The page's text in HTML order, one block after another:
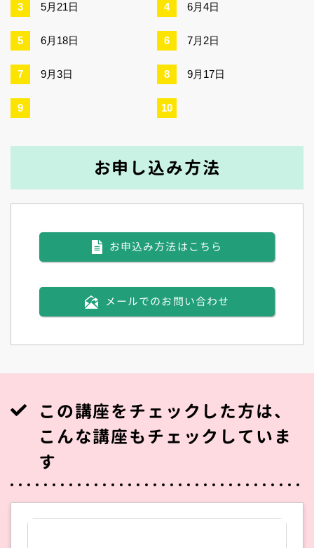
5月21日 6月4日
6月18日 7月2日
9月3日 9月17日
お申し込み方法
お申込み方法はこちら
メールでのお問い合わせ
この講座をチェックした方は、
こんな講座もチェックしていま
す